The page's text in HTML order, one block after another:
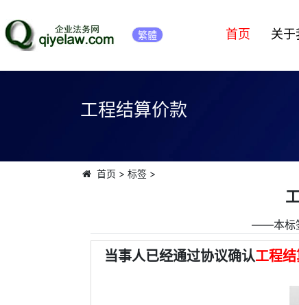
繁體 首页 关于
工程结算价款
首页 > 标签>
――本标
当事人已经通过协议确认工程